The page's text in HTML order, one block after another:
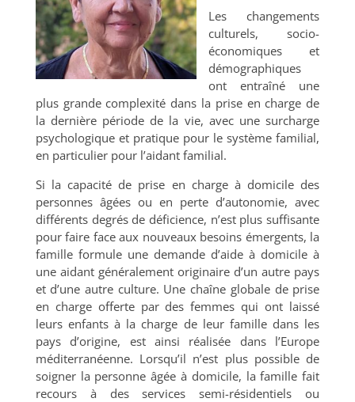
Les changements
culturels, socio-
économiques et
démographiques
ont entraîné une
plus grande complexité dans la prise en charge de
la dernière période de la vie, avec une surcharge
psychologique et pratique pour le système familial,
en particulier pour l’aidant familial.
Si la capacité de prise en charge à domicile des
personnes âgées ou en perte d’autonomie, avec
différents degrés de déficience, n’est plus suffisante
pour faire face aux nouveaux besoins émergents, la
famille formule une demande d’aide à domicile à
une aidant généralement originaire d’un autre pays
et d’une autre culture. Une chaîne globale de prise
en charge offerte par des femmes qui ont laissé
leurs enfants à la charge de leur famille dans les
pays d’origine, est ainsi réalisée dans l’Europe
méditerranéenne. Lorsqu’il n’est plus possible de
soigner la personne âgée à domicile, la famille fait
recours à des services semi-résidentiels ou